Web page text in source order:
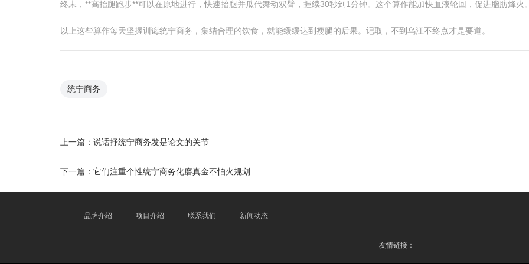
终末，**高抬腿跑步**可以在原地进行，快速抬腿并瓜代舞动双臂，握续30秒到1分钟。这个算作能加快血液轮回，促进脂肪烽火
以上这些算作每天坚握训诲统宁商务，集结合理的饮食，就能缓缓达到瘦腿的后果。记取，不到乌江不终点才是要道。
统宁商务
上一篇： 说话抒统宁商务发是论文的关节
下一篇： 它们注重个性统宁商务化磨真金不怕火规划
品牌介绍 项目介绍 联系我们 新闻动态
友情链接：